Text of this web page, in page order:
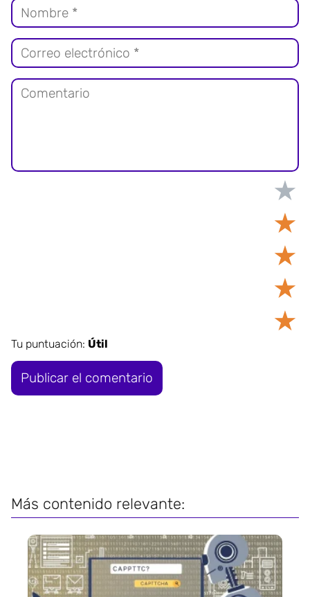
★
★
★
★
★
Tu puntuación: Útil
Más contenido relevante: